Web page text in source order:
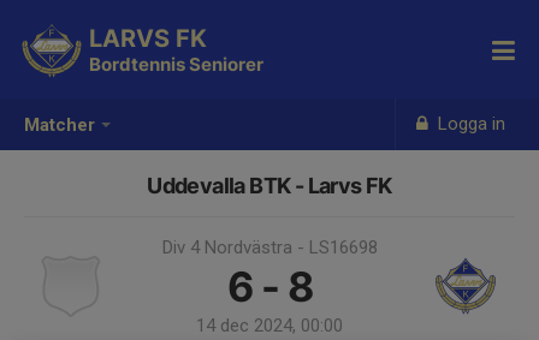
Matcher Logga in
LARVS FK
Bordtennis Seniorer
Uddevalla BTK - Larvs FK
Div 4 Nordvästra - LS16698
6 - 8
14 dec 2024, 00:00